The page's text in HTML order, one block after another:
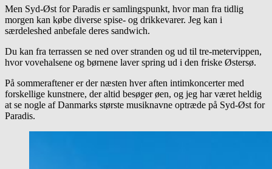
Men Syd-Øst for Paradis er samlingspunkt, hvor man fra tidlig
morgen kan købe diverse spise- og drikkevarer. Jeg kan i
særdeleshed anbefale deres sandwich.
Du kan fra terrassen se ned over stranden og ud til tre-metervippen,
hvor vovehalsene og børnene laver spring ud i den friske Østersø.
På sommeraftener er der næsten hver aften intimkoncerter med
forskellige kunstnere, der altid besøger øen, og jeg har været heldig
at se nogle af Danmarks største musiknavne optræde på Syd-Øst for
Paradis.